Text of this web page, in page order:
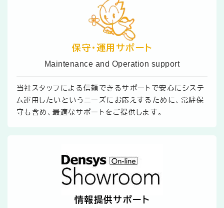
保守・運用サポート
Maintenance and Operation support
当社スタッフによる信頼できるサポートで安心にシステ
ム運用したいというニーズにお応えするために、常駐保
守も含め、最適なサポートをご提供します。
情報提供サポート